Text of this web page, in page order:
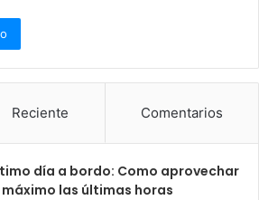
Reciente Comentarios
día a bordo: Como aprovechar
máximo las últimas horas